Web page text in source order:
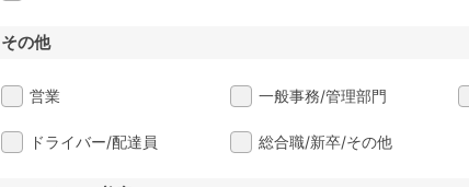
その他
営業 一般事務/管理部門
ドライバー/配達員 総合職/新卒/その他